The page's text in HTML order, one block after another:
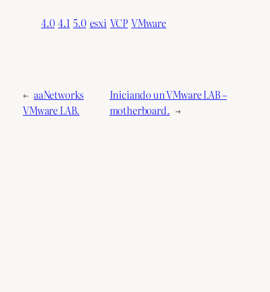
4.0 4.1 5.0 esxi VCP VMware
← aaNetworks
VMware LAB.
Iniciando un VMware LAB –
motherboard. →